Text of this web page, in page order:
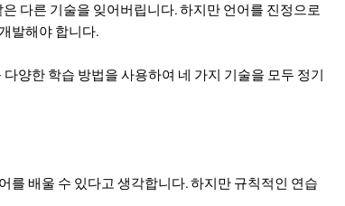
다른 기술을 잊어버립니다. 하지만 언어를 진정으로
발해야 합니다.
양한 학습 방법을 사용하여 네 가지 기술을 모두 정기
를 배울 수 있다고 생각합니다. 하지만 규칙적인 연습